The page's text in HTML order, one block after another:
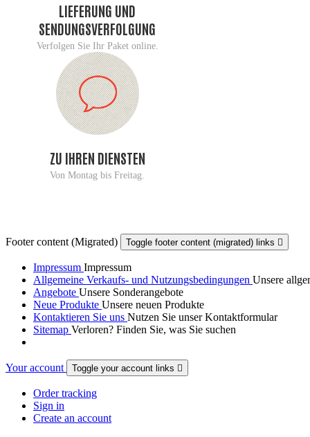
LIEFERUNG UND
SENDUNGSVERFOLGUNG
Verfolgen Sie Ihr Paket online.
ZU IHREN DIENSTEN
Von Montag bis Freitag.
Footer content (Migrated) Toggle footer content (migrated) links 
Impressum Impressum
Allgemeine Verkaufs- und Nutzungsbedingungen Unsere
Angebote Unsere Sonderangebote
Neue Produkte Unsere neuen Produkte
Kontaktieren Sie uns Nutzen Sie unser Kontaktformular
Sitemap Verloren? Finden Sie, was Sie suchen
Your account Toggle your account links 
Order tracking
Sign in
Create an account